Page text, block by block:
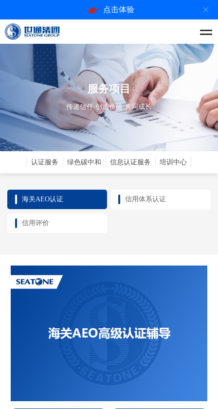
点击体验
服务项目
传递信任 创造价值 共同成长
认证服务 绿色碳中和 信息认证服务 培训中心
海关AEO认证 信用体系认证
信用评价